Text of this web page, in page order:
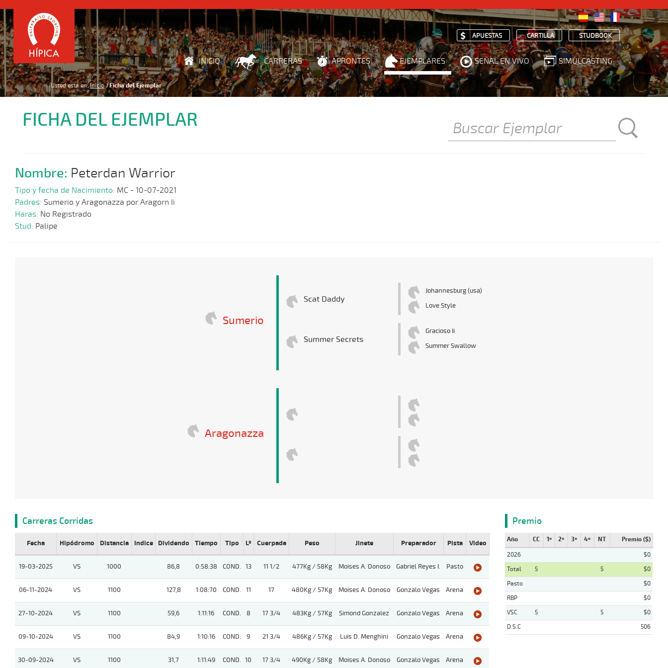
APUESTAS CARTILLA STUDBOOK
INICIO CARRERAS APRONTES EJEMPLARES SEÑAL EN VIVO SIMULCASTING
Usted está en: Inicio Ficha del Ejemplar
FICHA DEL EJEMPLAR
Nombre: Peterdan Warrior
Tipo y fecha de Nacimiento: MC - 10-07-2021
Padres: Sumerio y Aragonazza por Aragorn Ii
Haras: No Registrado
Stud: Palipe
Sumerio
Scat Daddy
Johannesburg (usa)
Love Style
Summer Secrets
Gracioso Ii
Summer Swallow
Aragonazza
Carreras Corridas
Fecha Hipódromo Distancia Indice Dividendo Tiempo Tipo Lº Cuerpada Peso Jinete Preparador Pista Video
19-03-2025 VS 1000 86,8 0:58:38 COND. 13 11 1/2 477Kg / 58Kg Moises A. Donoso Gabriel Reyes I. Pasto
06-11-2024 VS 1100 127,8 1:08:70 COND. 11 17 480Kg / 57Kg Moises A. Donoso Gonzalo Vegas Arena
27-10-2024 VS 1100 59,6 1:11:16 COND. 8 17 3/4 483Kg / 57Kg Simond Gonzalez Gonzalo Vegas Arena
09-10-2024 VS 1100 84,9 1:10:16 COND. 9 21 3/4 486Kg / 57Kg Luis D. Menghini Gonzalo Vegas Arena
30-09-2024 VS 1100 31,7 1:11:49 COND. 10 17 3/4 490Kg / 58Kg Moises A. Donoso Gonzalo Vegas Arena
Premio
Año CC 1º 2º 3º 4º NT Premio ($)
2026
$0
Total
5 5
$0
Pasto
$0
RBP
$0
VSC
5 5
$0
D.S.C
506